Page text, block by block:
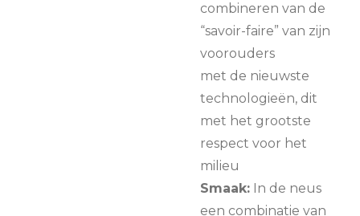
combineren van de
“savoir-faire” van zijn
voorouders
met de nieuwste
technologieën, dit
met het grootste
respect voor het
milieu
Smaak: In de neus
een combinatie van